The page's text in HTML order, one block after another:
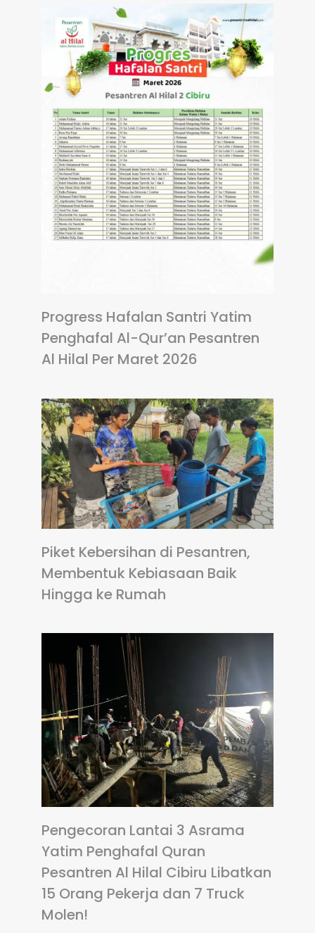
Progress Hafalan Santri Yatim
Penghafal Al-Qur’an Pesantren
Al Hilal Per Maret 2026
Piket Kebersihan di Pesantren,
Membentuk Kebiasaan Baik
Hingga ke Rumah
Pengecoran Lantai 3 Asrama
Yatim Penghafal Quran
Pesantren Al Hilal Cibiru Libatkan
15 Orang Pekerja dan 7 Truck
Molen!